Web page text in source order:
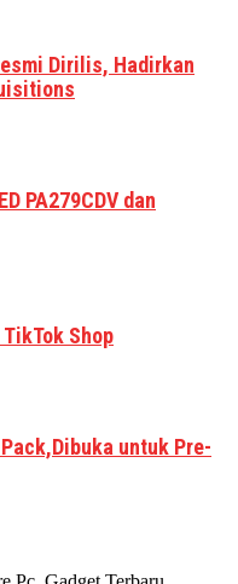
Dirilis, Hadirkan
PA279CDV dan
Shop
Pack,Dibuka untuk Pre-